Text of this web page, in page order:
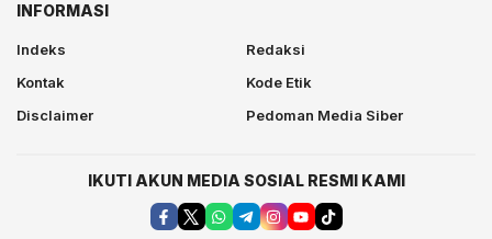
INFORMASI
Indeks
Redaksi
Kontak
Kode Etik
Disclaimer
Pedoman Media Siber
IKUTI AKUN MEDIA SOSIAL RESMI KAMI